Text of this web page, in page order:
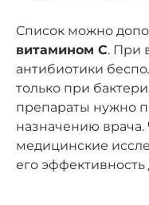
Список можно
витамином C. При
антибиотики
только при
препараты нужно
назначению врача.
медицинские
его